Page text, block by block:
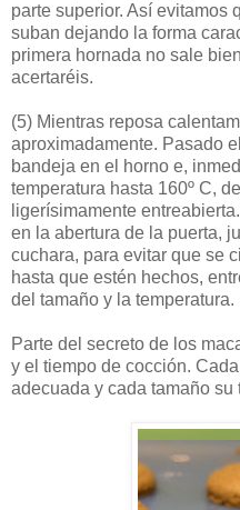
parte superior. Así evitamos
suban dejando la forma
primera hornada no sale
acertaréis.
(5) Mientras reposa
aproximadamente. Pasado
bandeja en el horno e,
temperatura hasta 160º C,
ligerísimamente
en la abertura de la puerta,
cuchara, para evitar que se
hasta que estén hechos,
del tamaño y la temperatura.
Parte del secreto de los
y el tiempo de cocción.
adecuada y cada tamaño su